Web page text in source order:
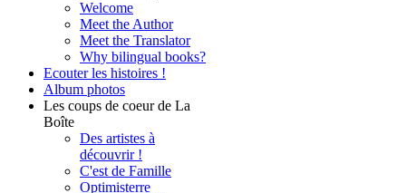
Welcome
Meet the Author
Meet the Translator
Why bilingual books?
Ecouter les histoires !
Album photos
Les coups de coeur de La
Boîte
Des artistes à
découvrir !
C'est de Famille
Optimisterre